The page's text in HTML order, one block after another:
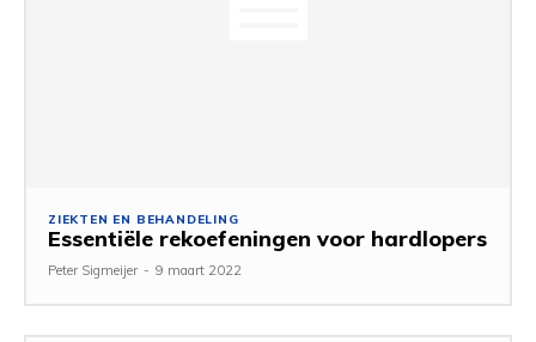
ZIEKTEN EN BEHANDELING
Essentiële rekoefeningen voor hardlopers
Peter Sigmeijer - 9 maart 2022